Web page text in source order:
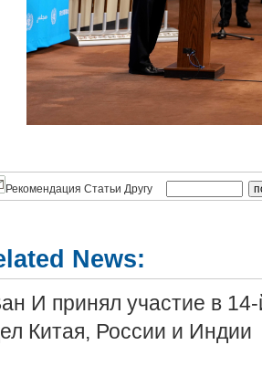
Рекомендация Статьи Другу
News:
И принял участие в
Китая, России и Индии